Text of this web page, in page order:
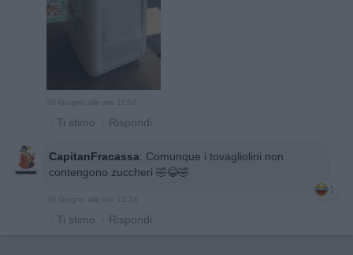
30 Giugno alle ore 11:57
· Ti stimo · Rispondi
CapitanFracassa: Comunque i tovagliolini non
contengono zuccheri 🤣😂🤣
1
30 Giugno alle ore 12:24
· Ti stimo · Rispondi